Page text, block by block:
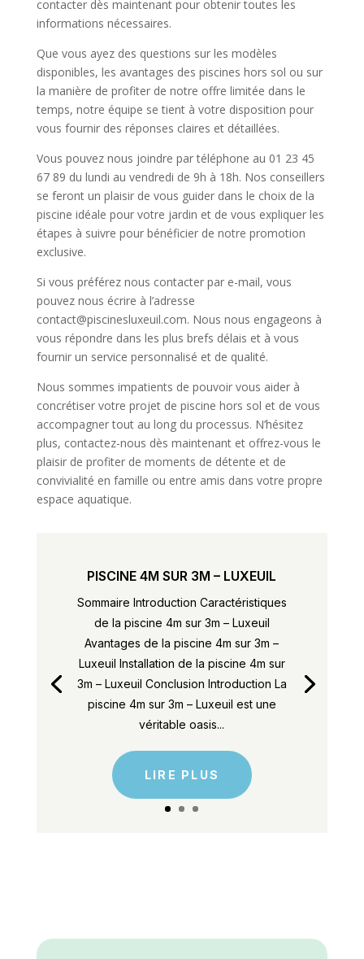
contacter dès maintenant pour obtenir toutes les
informations nécessaires.
Que vous ayez des questions sur les modèles
disponibles, les avantages des piscines hors sol ou sur
la manière de profiter de notre offre limitée dans le
temps, notre équipe se tient à votre disposition pour
vous fournir des réponses claires et détaillées.
Vous pouvez nous joindre par téléphone au 01 23 45
67 89 du lundi au vendredi de 9h à 18h. Nos conseillers
se feront un plaisir de vous guider dans le choix de la
piscine idéale pour votre jardin et de vous expliquer les
étapes à suivre pour bénéficier de notre promotion
exclusive.
Si vous préférez nous contacter par e-mail, vous
pouvez nous écrire à l’adresse
contact@piscinesluxeuil.com. Nous nous engageons à
vous répondre dans les plus brefs délais et à vous
fournir un service personnalisé et de qualité.
Nous sommes impatients de pouvoir vous aider à
concrétiser votre projet de piscine hors sol et de vous
accompagner tout au long du processus. N’hésitez
plus, contactez-nous dès maintenant et offrez-vous le
plaisir de profiter de moments de détente et de
convivialité en famille ou entre amis dans votre propre
espace aquatique.
PISCINE 4M SUR 3M – LUXEUIL
Sommaire Introduction Caractéristiques
de la piscine 4m sur 3m – Luxeuil
Avantages de la piscine 4m sur 3m –
Luxeuil Installation de la piscine 4m sur
3m – Luxeuil Conclusion Introduction La
piscine 4m sur 3m – Luxeuil est une
véritable oasis...
LIRE PLUS